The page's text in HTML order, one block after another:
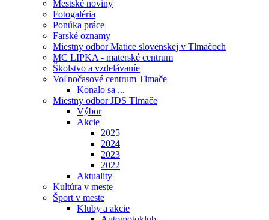
Mestské noviny
Fotogaléria
Ponúka práce
Farské oznamy
Miestny odbor Matice slovenskej v Tlmačoch
MC LIPKA - materské centrum
Školstvo a vzdelávaníe
Voľnočasové centrum Tlmače
Konalo sa ...
Miestny odbor JDS Tlmače
Výbor
Akcie
2025
2024
2023
2022
Aktuality
Kultúra v meste
Šport v meste
Kluby a akcie